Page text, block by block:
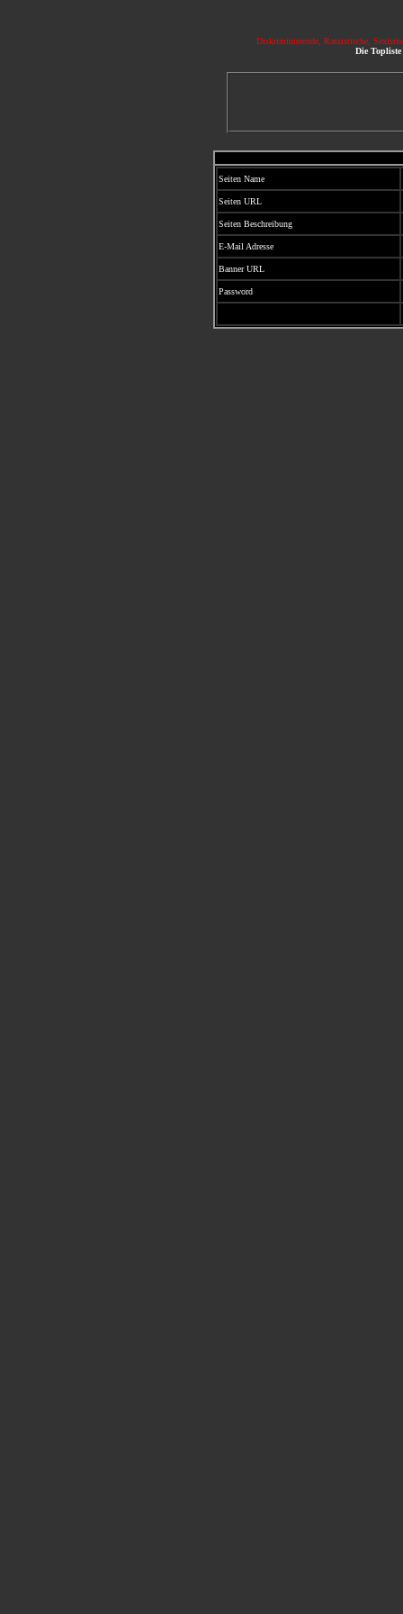
Diskriminierende, Rassistische,
Die
Seiten Name
Seiten URL
Seiten Beschreibung
E-Mail Adresse
Banner URL
Password